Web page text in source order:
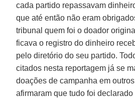
cada partido repassavam
que até então não eram
tribunal quem foi o doador
ficava o registro do dinheiro
pelo diretório do seu partido.
citados nesta reportagem já se
doações de campanha em
afirmaram que tudo foi